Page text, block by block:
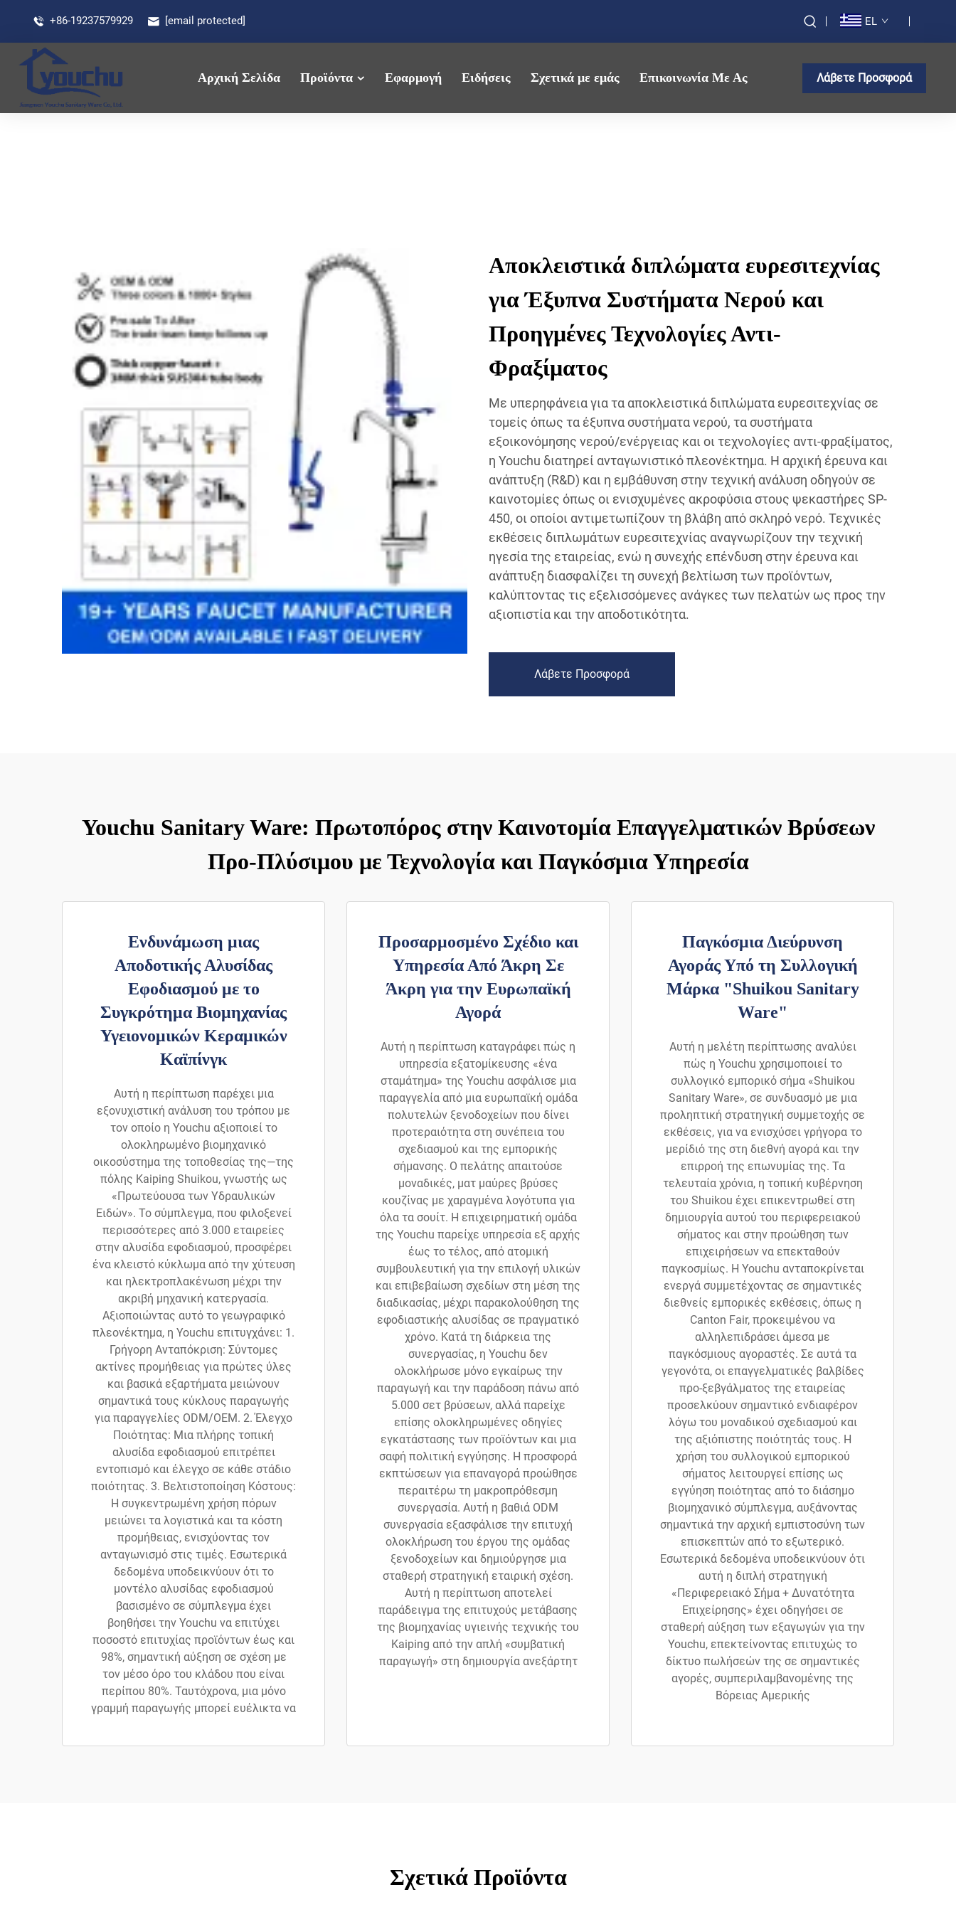
+86-19237579929 [email protected] EL
Αρχική Σελίδα Προϊόντα Εφαρμογή Ειδήσεις Σχετικά με εμάς Επικοινωνία Με Ας Λάβετε Προσφορά
Αποκλειστικά διπλώματα ευρεσιτεχνίας
για Έξυπνα Συστήματα Νερού και
Προηγμένες Τεχνολογίες Αντι-
Φραξίματος
Με υπερηφάνεια για τα αποκλειστικά διπλώματα ευρεσιτεχνίας σε
τομείς όπως τα έξυπνα συστήματα νερού, τα συστήματα
εξοικονόμησης νερού/ενέργειας και οι τεχνολογίες αντι-φραξίματος,
η Youchu διατηρεί ανταγωνιστικό πλεονέκτημα. Η αρχική έρευνα και
ανάπτυξη (R&D) και η εμβάθυνση στην τεχνική ανάλυση οδηγούν σε
καινοτομίες όπως οι ενισχυμένες ακροφύσια στους ψεκαστήρες SP-
450, οι οποίοι αντιμετωπίζουν τη βλάβη από σκληρό νερό. Τεχνικές
εκθέσεις διπλωμάτων ευρεσιτεχνίας αναγνωρίζουν την τεχνική
ηγεσία της εταιρείας, ενώ η συνεχής επένδυση στην έρευνα και
ανάπτυξη διασφαλίζει τη συνεχή βελτίωση των προϊόντων,
καλύπτοντας τις εξελισσόμενες ανάγκες των πελατών ως προς την
αξιοπιστία και την αποδοτικότητα.
Λάβετε Προσφορά
Youchu Sanitary Ware: Πρωτοπόρος στην Καινοτομία Επαγγελματικών Βρύσεων
Προ-Πλύσιμου με Τεχνολογία και Παγκόσμια Υπηρεσία
Ενδυνάμωση μιας
Αποδοτικής Αλυσίδας
Εφοδιασμού με το
Συγκρότημα Βιομηχανίας
Υγειονομικών Κεραμικών
Καϊπίνγκ
Αυτή η περίπτωση παρέχει μια
εξονυχιστική ανάλυση του τρόπου με
τον οποίο η Youchu αξιοποιεί το
ολοκληρωμένο βιομηχανικό
οικοσύστημα της τοποθεσίας της—της
πόλης Kaiping Shuikou, γνωστής ως
«Πρωτεύουσα των Υδραυλικών
Ειδών». Το σύμπλεγμα, που φιλοξενεί
περισσότερες από 3.000 εταιρείες
στην αλυσίδα εφοδιασμού, προσφέρει
ένα κλειστό κύκλωμα από την χύτευση
και ηλεκτροπλακένωση μέχρι την
ακριβή μηχανική κατεργασία.
Αξιοποιώντας αυτό το γεωγραφικό
πλεονέκτημα, η Youchu επιτυγχάνει: 1.
Γρήγορη Ανταπόκριση: Σύντομες
ακτίνες προμήθειας για πρώτες ύλες
και βασικά εξαρτήματα μειώνουν
σημαντικά τους κύκλους παραγωγής
για παραγγελίες ODM/OEM. 2. Έλεγχο
Ποιότητας: Μια πλήρης τοπική
αλυσίδα εφοδιασμού επιτρέπει
εντοπισμό και έλεγχο σε κάθε στάδιο
ποιότητας. 3. Βελτιστοποίηση Κόστους:
Η συγκεντρωμένη χρήση πόρων
μειώνει τα λογιστικά και τα κόστη
προμήθειας, ενισχύοντας τον
ανταγωνισμό στις τιμές. Εσωτερικά
δεδομένα υποδεικνύουν ότι το
μοντέλο αλυσίδας εφοδιασμού
βασισμένο σε σύμπλεγμα έχει
βοηθήσει την Youchu να επιτύχει
ποσοστό επιτυχίας προϊόντων έως και
98%, σημαντική αύξηση σε σχέση με
τον μέσο όρο του κλάδου που είναι
περίπου 80%. Ταυτόχρονα, μια μόνο
γραμμή παραγωγής μπορεί ευέλικτα να
Προσαρμοσμένο Σχέδιο και
Υπηρεσία Από Άκρη Σε
Άκρη για την Ευρωπαϊκή
Αγορά
Αυτή η περίπτωση καταγράφει πώς η
υπηρεσία εξατομίκευσης «ένα
σταμάτημα» της Youchu ασφάλισε μια
παραγγελία από μια ευρωπαϊκή ομάδα
πολυτελών ξενοδοχείων που δίνει
προτεραιότητα στη συνέπεια του
σχεδιασμού και της εμπορικής
σήμανσης. Ο πελάτης απαιτούσε
μοναδικές, ματ μαύρες βρύσες
κουζίνας με χαραγμένα λογότυπα για
όλα τα σουίτ. Η επιχειρηματική ομάδα
της Youchu παρείχε υπηρεσία εξ αρχής
έως το τέλος, από ατομική
συμβουλευτική για την επιλογή υλικών
και επιβεβαίωση σχεδίων στη μέση της
διαδικασίας, μέχρι παρακολούθηση της
εφοδιαστικής αλυσίδας σε πραγματικό
χρόνο. Κατά τη διάρκεια της
συνεργασίας, η Youchu δεν
ολοκλήρωσε μόνο εγκαίρως την
παραγωγή και την παράδοση πάνω από
5.000 σετ βρύσεων, αλλά παρείχε
επίσης ολοκληρωμένες οδηγίες
εγκατάστασης των προϊόντων και μια
σαφή πολιτική εγγύησης. Η προσφορά
εκπτώσεων για επαναγορά προώθησε
περαιτέρω τη μακροπρόθεσμη
συνεργασία. Αυτή η βαθιά ODM
συνεργασία εξασφάλισε την επιτυχή
ολοκλήρωση του έργου της ομάδας
ξενοδοχείων και δημιούργησε μια
σταθερή στρατηγική εταιρική σχέση.
Αυτή η περίπτωση αποτελεί
παράδειγμα της επιτυχούς μετάβασης
της βιομηχανίας υγιεινής τεχνικής του
Kaiping από την απλή «συμβατική
παραγωγή» στη δημιουργία ανεξάρτητ
Παγκόσμια Διεύρυνση
Αγοράς Υπό τη Συλλογική
Μάρκα "Shuikou Sanitary
Ware"
Αυτή η μελέτη περίπτωσης αναλύει
πώς η Youchu χρησιμοποιεί το
συλλογικό εμπορικό σήμα «Shuikou
Sanitary Ware», σε συνδυασμό με μια
προληπτική στρατηγική συμμετοχής σε
εκθέσεις, για να ενισχύσει γρήγορα το
μερίδιό της στη διεθνή αγορά και την
επιρροή της επωνυμίας της. Τα
τελευταία χρόνια, η τοπική κυβέρνηση
του Shuikou έχει επικεντρωθεί στη
δημιουργία αυτού του περιφερειακού
σήματος και στην προώθηση των
επιχειρήσεων να επεκταθούν
παγκοσμίως. Η Youchu ανταποκρίνεται
ενεργά συμμετέχοντας σε σημαντικές
διεθνείς εμπορικές εκθέσεις, όπως η
Canton Fair, προκειμένου να
αλληλεπιδράσει άμεσα με
παγκόσμιους αγοραστές. Σε αυτά τα
γεγονότα, οι επαγγελματικές βαλβίδες
προ-ξεβγάλματος της εταιρείας
προσελκύουν σημαντικό ενδιαφέρον
λόγω του μοναδικού σχεδιασμού και
της αξιόπιστης ποιότητάς τους. Η
χρήση του συλλογικού εμπορικού
σήματος λειτουργεί επίσης ως
εγγύηση ποιότητας από το διάσημο
βιομηχανικό σύμπλεγμα, αυξάνοντας
σημαντικά την αρχική εμπιστοσύνη των
επισκεπτών από το εξωτερικό.
Εσωτερικά δεδομένα υποδεικνύουν ότι
αυτή η διπλή στρατηγική
«Περιφερειακό Σήμα + Δυνατότητα
Επιχείρησης» έχει οδηγήσει σε
σταθερή αύξηση των εξαγωγών για την
Youchu, επεκτείνοντας επιτυχώς το
δίκτυο πωλήσεών της σε σημαντικές
αγορές, συμπεριλαμβανομένης της
Βόρειας Αμερικής
Σχετικά Προϊόντα